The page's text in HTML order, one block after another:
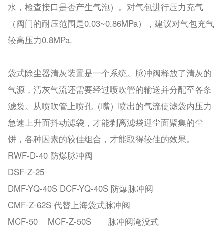
水，检查接口是否产生气泡）。对气包进行压力充气
（阀门的耐压范围是0.03~0.86MPa），建议对气包充气
较高压力0.8MPa.
袋式除尘器清灰装置是一个系统。脉冲阀释放了清灰的
气源，清灰气流还需要经过喷吹管的输送并分配至各条
滤袋。从喷吹管上喷孔（嘴）喷出的气流使滤袋内压力
急速上升而抖动滤袋，才能剥离滤袋迎尘面聚集的尘
饼，各种因素的较佳组合，才能取得较佳的效果。
RWF-D-40 防爆脉冲阀
DSF-Z-25
DMF-YQ-40S DCF-YQ-40S 防爆脉冲阀
CMF-Z-62S 代替上海袋式脉冲阀
MCF-50
MCF-Z-50S 脉冲阀淹没式